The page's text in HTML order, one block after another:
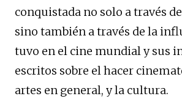
conquistada no solo a través
sino también a través de la
tuvo en el cine mundial y sus
escritos sobre el hacer
artes en general, y la cultura.